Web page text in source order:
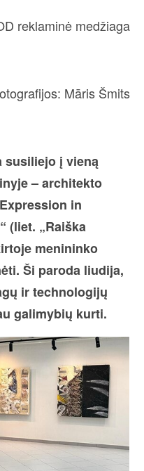
reklaminė medžiaga
Māris Šmits
susiliejo į vieną
– architekto
in
(liet. „Raiška
menininko
Ši paroda liudija,
ir technologijų
galimybių kurti.